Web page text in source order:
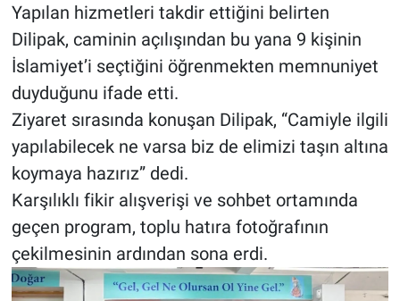
Yapılan hizmetleri takdir ettiğini belirten
Dilipak, caminin açılışından bu yana 9 kişinin
İslamiyet’i seçtiğini öğrenmekten memnuniyet
duyduğunu ifade etti.
Ziyaret sırasında konuşan Dilipak, “Camiyle ilgili
yapılabilecek ne varsa biz de elimizi taşın altına
koymaya hazırız” dedi.
Karşılıklı fikir alışverişi ve sohbet ortamında
geçen program, toplu hatıra fotoğrafının
çekilmesinin ardından sona erdi.